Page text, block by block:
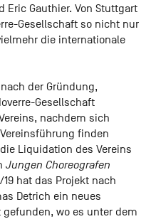
Eric Gauthier. Von Stuttgart
Gesellschaft so nicht nur
die internationale
der Gründung,
Gesellschaft
nachdem sich
finden
Liquidation des Vereins
Jungen Choreografen
hat das Projekt nach
Detrich ein neues
wo es unter dem